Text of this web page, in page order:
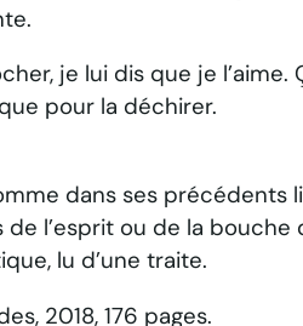
je lui dis que je l’aime.
pour la déchirer.
dans ses
l’esprit ou de la bouche
lu d’une traite.
2018, 176 pages.